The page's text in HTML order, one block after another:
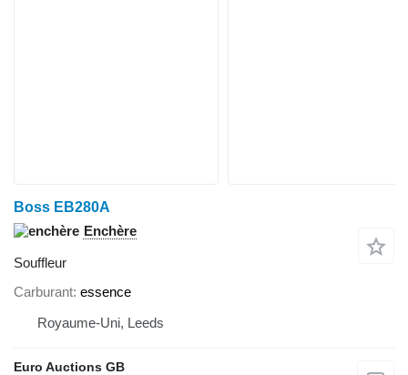
Boss EB280A
Enchère
Souffleur
Carburant essence
Royaume-Uni, Leeds
Euro Auctions GB